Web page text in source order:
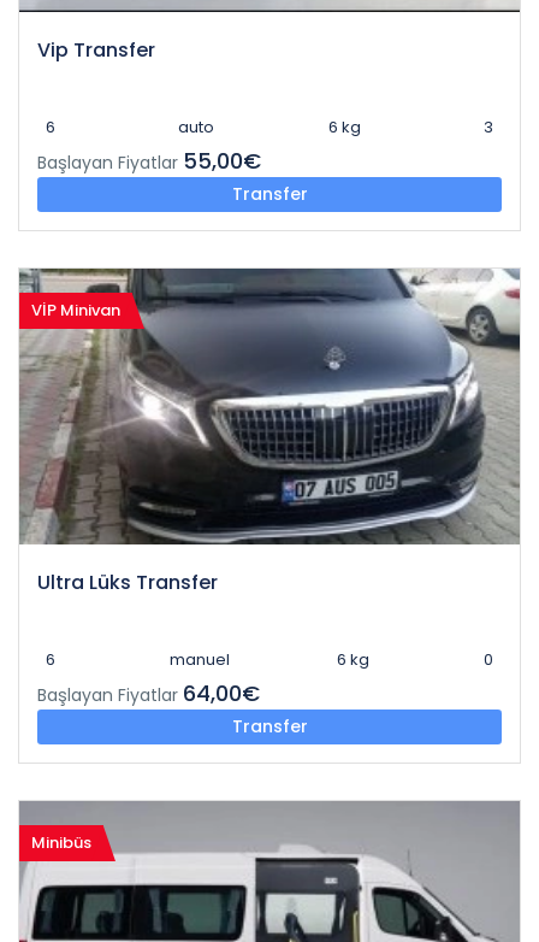
Vip Transfer
6 auto 6 kg 3
Başlayan Fiyatlar 55,00€
Transfer
VİP Minivan
Ultra Lüks Transfer
6 manuel 6 kg 0
Başlayan Fiyatlar 64,00€
Transfer
Minibüs